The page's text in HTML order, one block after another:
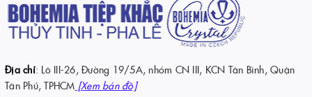
Địa chỉ: Lô III-26, Đường 19/5A, nhóm CN III, KCN Tân Bình, Quận
Tân Phú, TPHCM [Xem bản đồ]